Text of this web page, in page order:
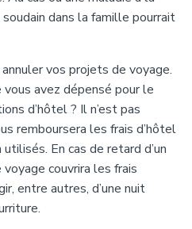
dans la famille pourrait
vos projets de voyage.
vous avez dépensé pour le
d’hôtel ? Il n’est pas
remboursera les frais d’hôtel
En cas de retard d’un
couvrira les frais
entre autres, d’une nuit